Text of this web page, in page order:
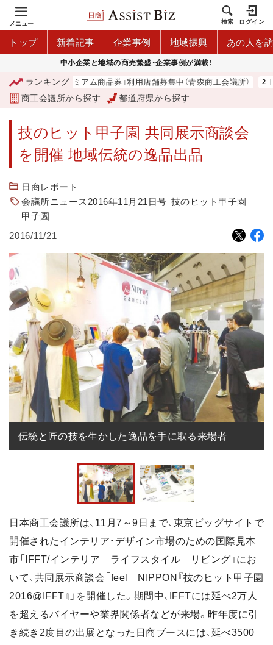
メニュー 検索 ログイン
トップ 新着記事 企業事例 地域振興 あの人を
中小企業と地域の商売繁盛・企業事例が満載！
ランキング
「青森市プレミアム商品券」利用店舗募集中（青森商工会議所）
商工会議所から探す 都道府県から探す
技のヒット甲子園 共同展示商談会
を開催 地域伝統の逸品出品
日商レポート
会議所ニュース2016年11月21日号 技のヒット甲子園
甲子園
2016/11/21
伝統と匠の技を生かした逸品を手に取る来場者
日本商工会議所は、11月7～9日まで、東京ビッグサイトで
開催されたインテリア・デザイン市場のための国際見本
市「IFFT/インテリア ライフスタイル リビング」にお
いて、共同展示商談会「feel NIPPON『技のヒット甲子園
2016@IFFT』」を開催した。期間中、IFFTには延べ2万人
を超えるバイヤーや業界関係者などが来場。昨年度に引
き続き2度目の出展となった日商ブースには、延べ3500